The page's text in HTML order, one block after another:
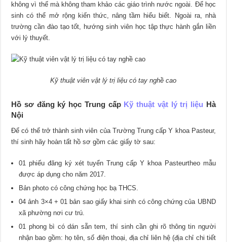
không vì thế mà không tham khảo các giáo trình nước ngoài. Để học
sinh có thể mở rộng kiến thức, nâng tầm hiểu biết. Ngoài ra, nhà
trường cần đào tạo tốt, hướng sinh viên học tập thực hành gắn liền
với lý thuyết.
Kỹ thuật viên vật lý trị liệu có tay nghề cao
Hồ sơ đăng ký học Trung cấp Kỹ thuật vật lý trị liệu Hà
Nội
Để có thể trở thành sinh viên của Trường Trung cấp Y khoa Pasteur,
thí sinh hãy hoàn tất hồ sơ gồm các giấy tờ sau:
01 phiếu đăng ký xét tuyển Trung cấp Y khoa Pasteurtheo mẫu
được áp dụng cho năm 2017.
Bản photo có công chứng học bạ THCS.
04 ảnh 3×4 + 01 bản sao giấy khai sinh có công chứng của UBND
xã phường nơi cư trú.
01 phong bì có dán sẵn tem, thí sinh cần ghi rõ thông tin người
nhận bao gồm: họ tên, số điện thoại, địa chỉ liên hệ (địa chỉ chi tiết